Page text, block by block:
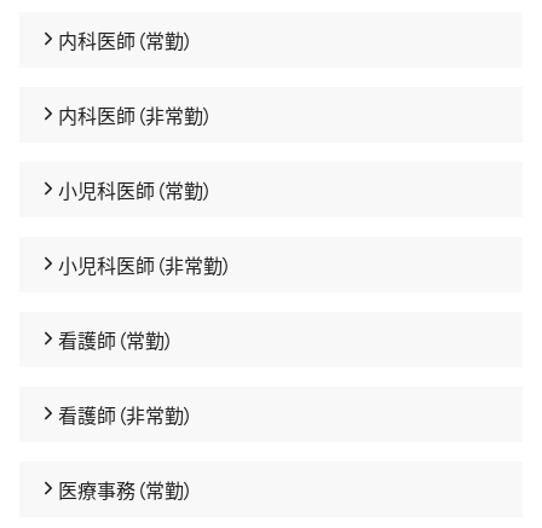
内科医師（常勤）
内科医師（非常勤）
小児科医師（常勤）
小児科医師（非常勤）
看護師（常勤）
看護師（非常勤）
医療事務（常勤）